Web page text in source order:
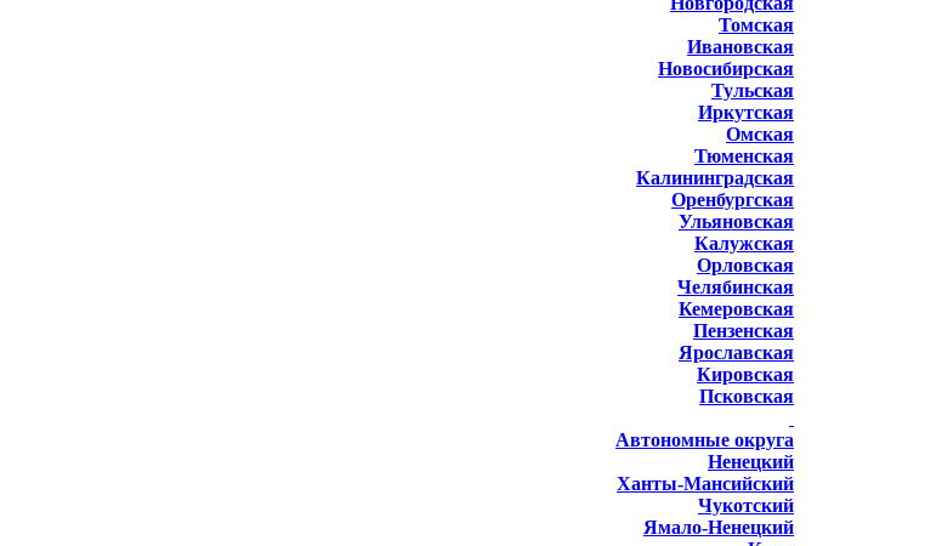
Томская
Ивановская
Новосибирская
Тульская
Иркутская
Омская
Тюменская
Калининградская
Оренбургская
Ульяновская
Калужская
Орловская
Челябинская
Кемеровская
Пензенская
Ярославская
Кировская
Псковская
Автономные округа
Ненецкий
Ханты-Мансийский
Чукотский
Ямало-Ненецкий